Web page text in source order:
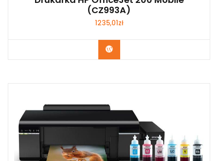
(CZ993A)
1235,01zł
Kup Teraz